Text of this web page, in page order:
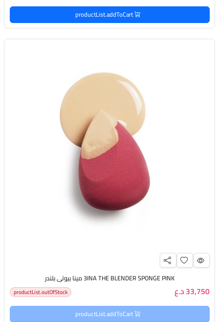
productList.addToCart
3INA THE BLENDER SPONGE PINK مينا بيوتي بلندر
33,750 د.ع productList.outOfStock
productList.addToCart